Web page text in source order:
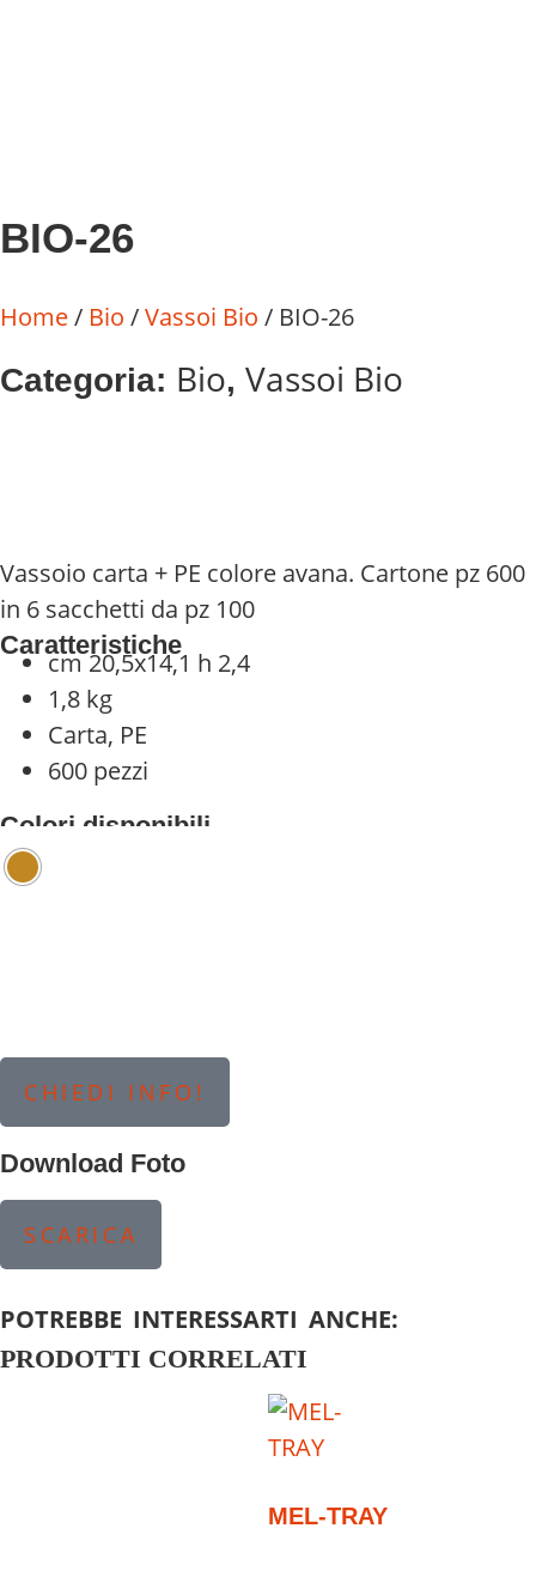
BIO-26
Home/ Bio /Vassoi Bio / BIO-26
Categoria: Bio, Vassoi Bio
Vassoio carta + PE colore avana. Cartone pz 600
in 6 sacchetti da pz 100
Caratteristiche
cm 20,5x14,1 h 2,4
1,8 kg
Carta, PE
600 pezzi
Colori disponibili
CHIEDI INFO!
Download Foto
SCARICA
POTREBBE INTERESSARTI ANCHE:
PRODOTTI CORRELATI
MEL-TRAY